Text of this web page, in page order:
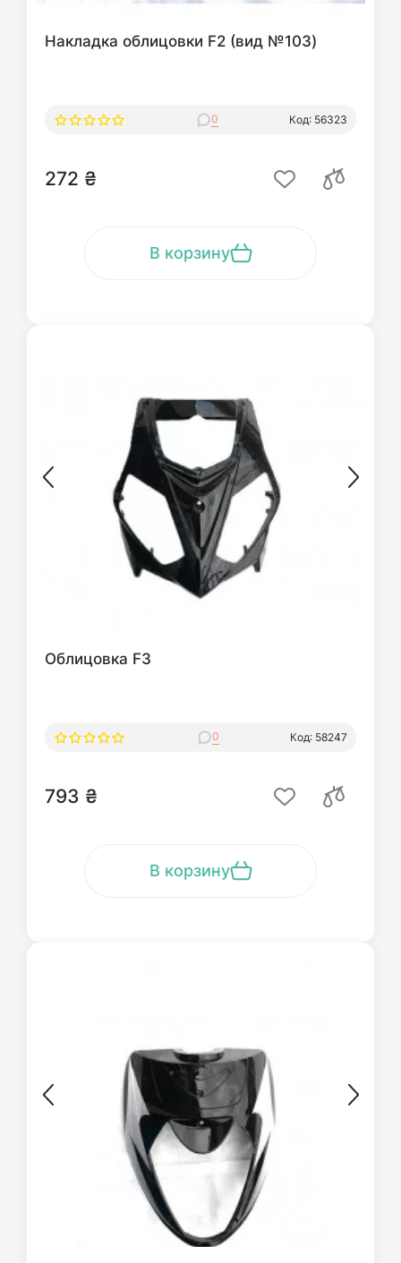
Накладка облицовки F2 (вид №103)
0 Код: 56323
272 ₴
В корзину
Облицовка F3
0 Код: 58247
793 ₴
В корзину